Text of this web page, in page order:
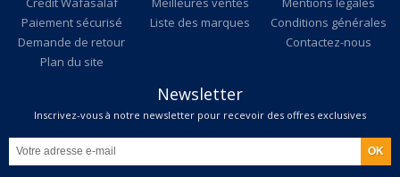
Paiement sécurisé
Demande de retour
Plan du site
Liste des marques
Conditions générales
Contactez-nous
Newsletter
Inscrivez-vous à notre newsletter pour recevoir des offres exclusives